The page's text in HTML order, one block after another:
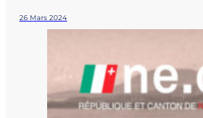
26 Mars 2024